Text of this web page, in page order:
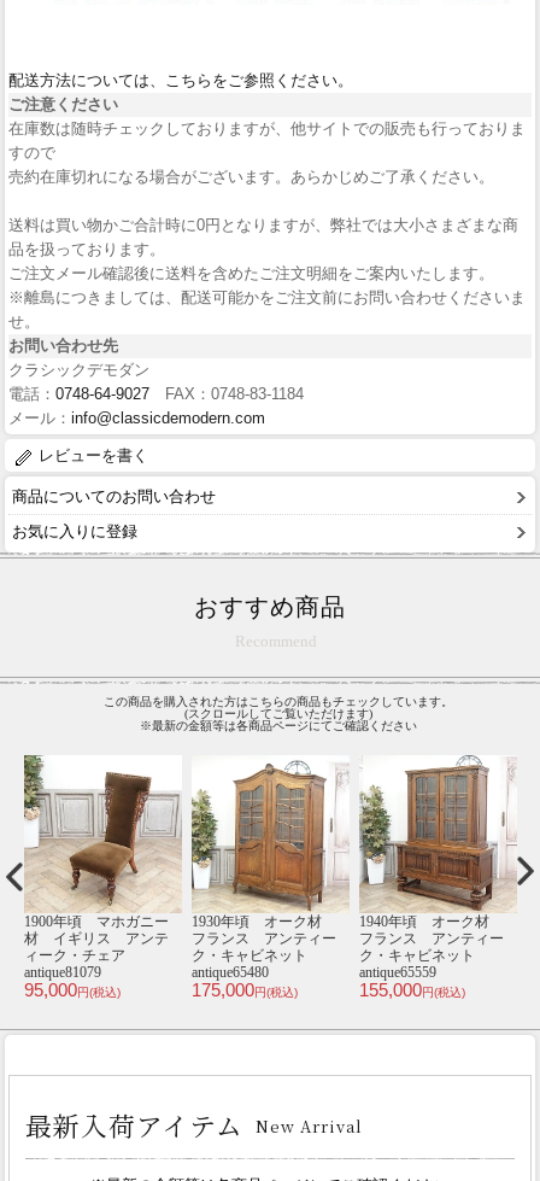
配送方法については、こちらをご参照ください。
ご注意ください
在庫数は随時チェックしておりますが、他サイトでの販売も行っておりま
すので
売約在庫切れになる場合がございます。あらかじめご了承ください。
送料は買い物かご合計時に0円となりますが、弊社では大小さまざまな商
品を扱っております。
ご注文メール確認後に送料を含めたご注文明細をご案内いたします。
※離島につきましては、配送可能かをご注文前にお問い合わせくださいま
せ。
お問い合わせ先
クラシックデモダン
電話： 0748-64-9027 FAX：0748-83-1184
メール： info@classicdemodern.com
レビューを書く
商品についてのお問い合わせ
お気に入りに登録
おすすめ商品
Recommend
この商品を購入された方はこちらの商品もチェックしています。
(スクロールしてご覧いただけます)
※最新の金額等は各商品ページにてご確認ください
1930年頃 オーク材
フランス アンティー
ク・ワードローブ
antique65610
250,000円(税込)
カウンターチェア･アン
ティークテイスト
ST9005-B-10P58B
39,800円(税込)
1940年頃 オーク材
イギリス アンティー
ク・サイドボード
antique81081
250,000円(税込)